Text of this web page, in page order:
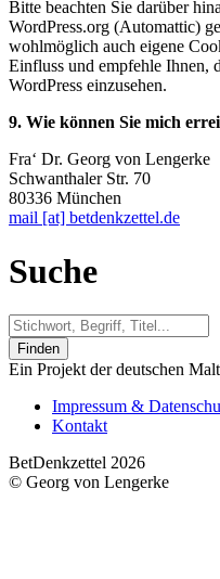
Bitte beachten Sie darüber
WordPress.org (Automattic)
wohlmöglich auch eigene
Einfluss und empfehle Ihnen,
WordPress einzusehen.
9. Wie können Sie mich
Fra‘ Dr. Georg von Lengerke
Schwanthaler Str. 70
80336 München
mail [at] betdenkzettel.de
Suche
Finden
Ein Projekt der deutschen
Impressum &
Kontakt
BetDenkzettel 2026
© Georg von Lengerke